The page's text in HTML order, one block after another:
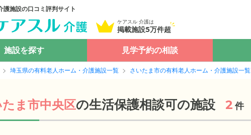
護施設の口コミ評判サイト
ケアスル 介護は
掲載施設5万件超
施設を探す 見学予約の相談
埼玉県の有料老人ホーム・介護施設一覧 さいたま市の有料老人ホーム・介護施設一覧
たま市中央区の生活保護相談可の施設 2 件